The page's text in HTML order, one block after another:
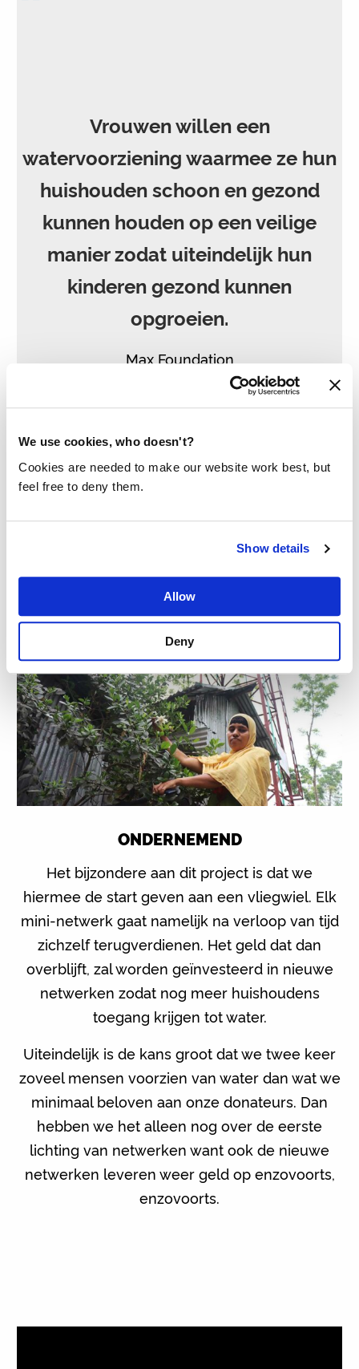
We use cookies, who doesn't?
Cookies are needed to make our website work best, but
feel free to deny them.
Show details
Allow
Deny
Vrouwen willen een
watervoorziening waarmee ze hun
huishouden schoon en gezond
kunnen houden op een veilige
manier zodat uiteindelijk hun
kinderen gezond kunnen
opgroeien.
Max Foundation
”
ONDERNEMEND
Het bijzondere aan dit project is dat we
hiermee de start geven aan een vliegwiel. Elk
mini-netwerk gaat namelijk na verloop van tijd
zichzelf terugverdienen. Het geld dat dan
overblijft, zal worden geïnvesteerd in nieuwe
netwerken zodat nog meer huishoudens
toegang krijgen tot water.
Uiteindelijk is de kans groot dat we twee keer
zoveel mensen voorzien van water dan wat we
minimaal beloven aan onze donateurs. Dan
hebben we het alleen nog over de eerste
lichting van netwerken want ook de nieuwe
netwerken leveren weer geld op enzovoorts,
enzovoorts.